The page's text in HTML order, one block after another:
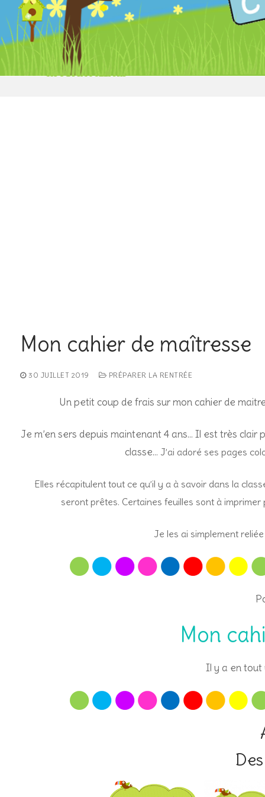
Mon cahier de maîtresse
30 JUILLET 2019 PRÉPARER LA RENTRÉE
Un petit coup de frais sur mon cahier de
Je m’en sers depuis maintenant 4 ans… Il est très
classe… J’ai adoré ses pages
Elles récapitulent tout ce qu’il y a à savoir dans la
seront prêtes. Certaines feuilles sont à
Je les ai simplement
Mon
Il y a en tout